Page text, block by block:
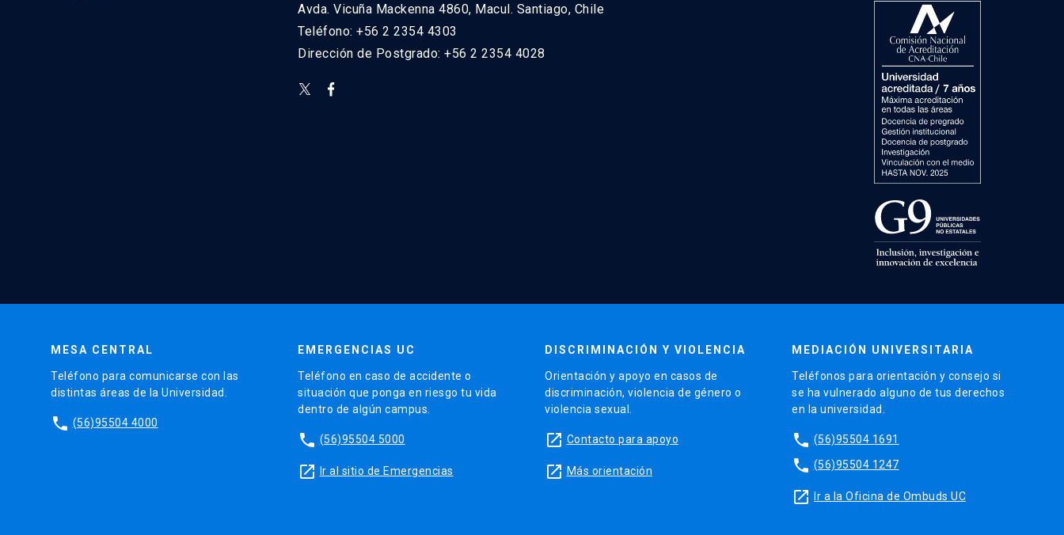
Avda. Vicuña Mackenna 4860, Macul. Santiago, Chile
Teléfono: +56 2 2354 4303
Dirección de Postgrado: +56 2 2354 4028
MESA CENTRAL
Teléfono para comunicarse con las
distintas áreas de la Universidad.
phone (56)95504 4000
EMERGENCIAS UC
Teléfono en caso de accidente o
situación que ponga en riesgo tu vida
dentro de algún campus.
phone (56)95504 5000
launch Ir al sitio de Emergencias
DISCRIMINACIÓN Y VIOLENCIA
Orientación y apoyo en casos de
discriminación, violencia de género o
violencia sexual.
launch Contacto para apoyo
launch Más orientación
MEDIACIÓN UNIVERSITARIA
Teléfonos para orientación y consejo si
se ha vulnerado alguno de tus derechos
en la universidad.
phone (56)95504 1691
phone (56)95504 1247
launch Ir a la Oficina de Ombuds UC